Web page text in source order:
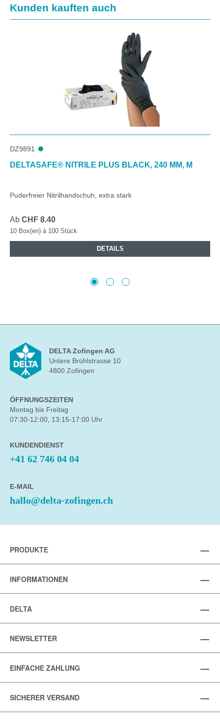
Produktgalerie überspringen
Kunden kauften auch
DZ9891
DELTASAFE® NITRILE PLUS BLACK, 240 MM, M
Puderfreier Nitrilhandschuh, extra stark
Ab CHF 8.40
10 Box(en) à 100 Stück
DETAILS
DELTA Zofingen AG
Untere Brühlstrasse 10
4800 Zofingen
ÖFFNUNGSZEITEN
Montag bis Freitag
07:30-12:00, 13:15-17:00 Uhr
KUNDENDIENST
+41 62 746 04 04
E-MAIL
hallo@delta-zofingen.ch
PRODUKTE
INFORMATIONEN
DELTA
NEWSLETTER
EINFACHE ZAHLUNG
SICHERER VERSAND